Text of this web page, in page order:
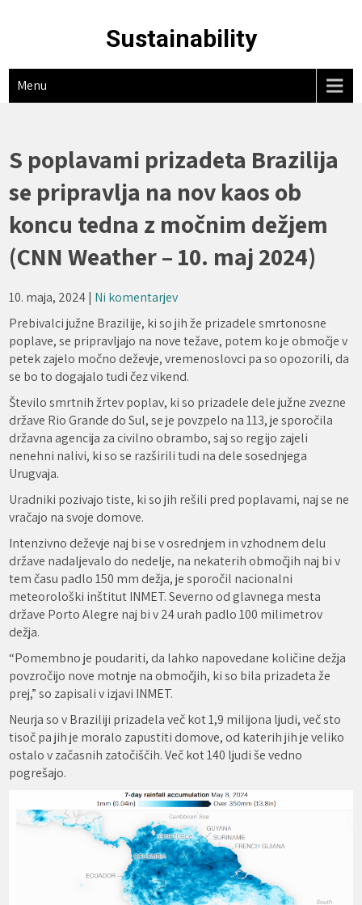
Sustainability
Menu
S poplavami prizadeta Brazilija
se pripravlja na nov kaos ob
koncu tedna z močnim dežjem
(CNN Weather – 10. maj 2024)
10. maja, 2024| Ni komentarjev
Prebivalci južne Brazilije, ki so jih že prizadele smrtonosne
poplave, se pripravljajo na nove težave, potem ko je območje v
petek zajelo močno deževje, vremenoslovci pa so opozorili, da
se bo to dogajalo tudi čez vikend.
Število smrtnih žrtev poplav, ki so prizadele dele južne zvezne
države Rio Grande do Sul, se je povzpelo na 113, je sporočila
državna agencija za civilno obrambo, saj so regijo zajeli
nenehni nalivi, ki so se razširili tudi na dele sosednjega
Urugvaja.
Uradniki pozivajo tiste, ki so jih rešili pred poplavami, naj se ne
vračajo na svoje domove.
Intenzivno deževje naj bi se v osrednjem in vzhodnem delu
države nadaljevalo do nedelje, na nekaterih območjih naj bi v
tem času padlo 150 mm dežja, je sporočil nacionalni
meteorološki inštitut INMET. Severno od glavnega mesta
države Porto Alegre naj bi v 24 urah padlo 100 milimetrov
dežja.
“Pomembno je poudariti, da lahko napovedane količine dežja
povzročijo nove motnje na območjih, ki so bila prizadeta že
prej,” so zapisali v izjavi INMET.
Neurja so v Braziliji prizadela več kot 1,9 milijona ljudi, več sto
tisoč pa jih je moralo zapustiti domove, od katerih jih je veliko
ostalo v začasnih zatočiščih. Več kot 140 ljudi še vedno
pogrešajo.